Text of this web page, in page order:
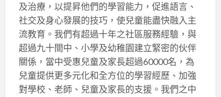
及治療，以提昇他們的學習能力，促進語言、
社交及身心發展的技巧，使兒童能盡快融入主
流教育。我們有超過十年之社區服務經驗，與
超過九十間中、小學及幼稚園建立緊密的伙伴
關係，當中受惠兒童及家長超過60000名，為
兒童提供更多元化和全方位的學習經歷、加強
對學校、老師、兒童及家長的支援。我們之中